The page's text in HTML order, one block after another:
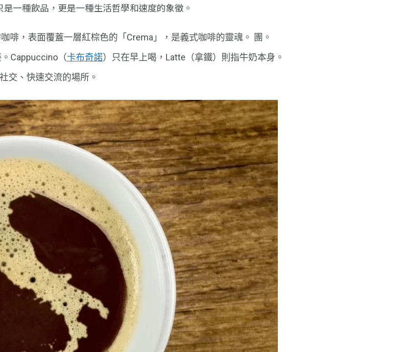
是一種飲品，更是一種生活哲學和速度的象徵。
啡，表面覆蓋一層紅棕色的「Crema」，是義式咖啡的靈魂。 團。
Cappuccino（卡布奇諾）只在早上喝，Latte（拿鐵）則指牛奶本身。
交、快速交流的場所。